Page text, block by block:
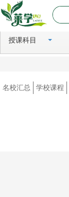
首页
学校课程
授课科目
名校汇总 学校课程